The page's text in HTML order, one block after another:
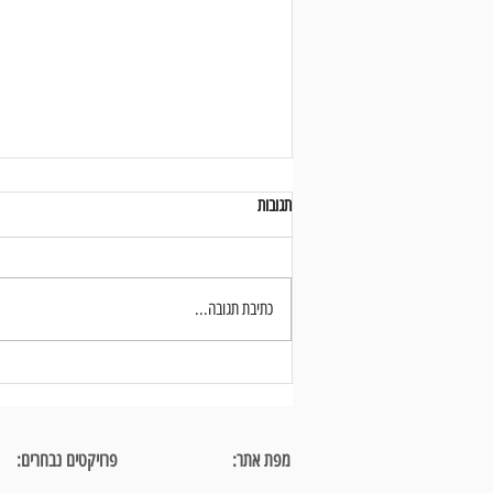
תגובות
כתיבת תגובה...
פרויקטים נבחרים: מפת אתר: